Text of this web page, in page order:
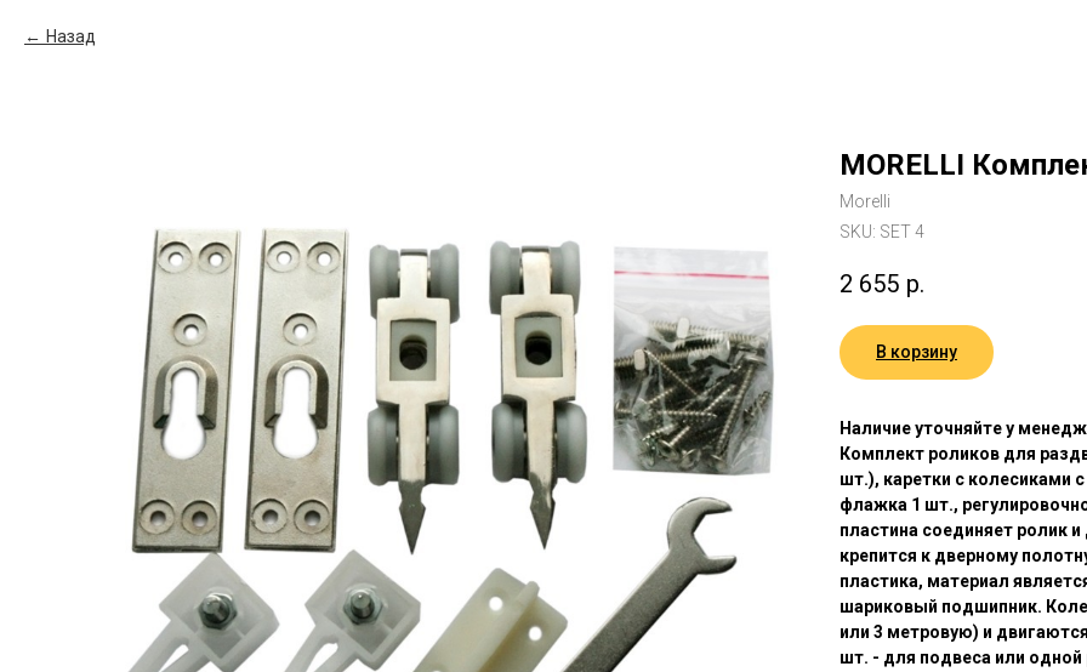
Назад
MORELLI
Morelli
SKU: SET 4
2 655 р.
В корзину
Наличие уточняйте у
Комплект роликов для
шт.), каретки с колесиками
флажка 1 шт.,
пластина соединяет ролик
крепится к дверному
пластика, материал
шариковый подшипник.
или 3 метровую) и
шт. - для подвеса или